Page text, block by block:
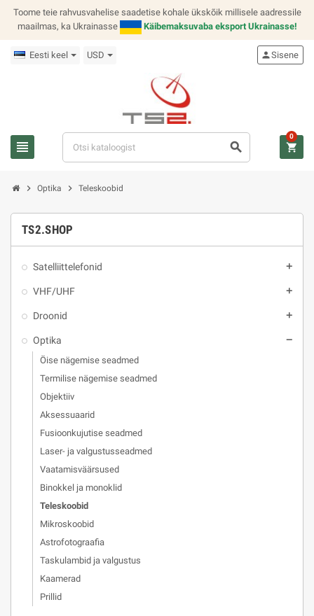
Toome teie rahvusvahelise saadetise kohale ükskõik millisele aadressile
maailmas, ka Ukrainasse
Käibemaksuvaba eksport Ukrainasse!
Eesti keel USD
view_headline search
personSisene
shopping_cart
0
chevron_right Optika chevron_right Teleskoobid
TS2.SHOP
Satelliittelefonid add
VHF/UHF add
Droonid add
Optika remove
Öise nägemise seadmed
Termilise nägemise seadmed
Objektiiv
Aksessuaarid
Fusioonkujutise seadmed
Laser- ja valgustusseadmed
Vaatamisväärsused
Binokkel ja monoklid
Teleskoobid
Mikroskoobid
Astrofotograafia
Taskulambid ja valgustus
Kaamerad
Prillid